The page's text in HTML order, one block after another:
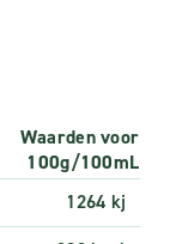
Waarden voor
100g/100mL
1264 kj